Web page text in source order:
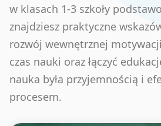
w klasach 1-3 szkoły
znajdziesz praktyczne
rozwój wewnętrznej
czas nauki oraz łączyć
nauka była przyjemnością i
procesem.